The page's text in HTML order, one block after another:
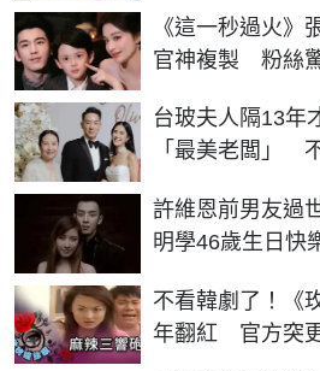
《這一秒過火》
官神複製 粉絲
台玻夫人隔13年
「最美老闆」
許維恩前男友過
明學46歲生日快
不看韓劇了！《
年翻紅 官方突